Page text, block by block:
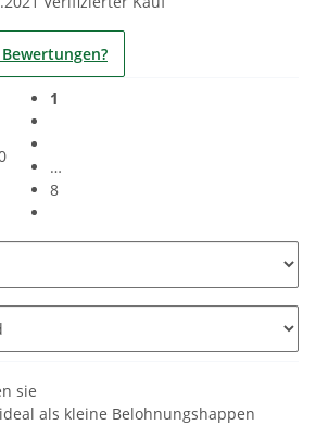
1
…
8
sie
als kleine Belohnungshappen